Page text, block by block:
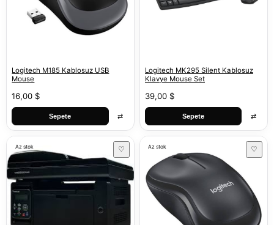
Logitech M185 Kablosuz USB
Mouse
16,00 $
Sepete ⇄
Logitech MK295 Silent Kablosuz
Klavye Mouse Set
39,00 $
Sepete ⇄
Az stok ♡ Az stok ♡